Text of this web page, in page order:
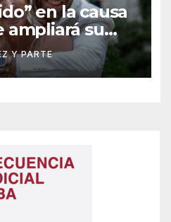
en la causa
ampliará su
a
de la
Y PARTE